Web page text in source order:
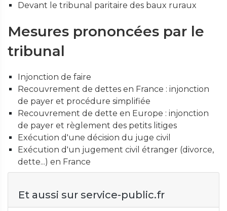
Devant le tribunal paritaire des baux ruraux
Mesures prononcées par le
tribunal
Injonction de faire
Recouvrement de dettes en France : injonction
de payer et procédure simplifiée
Recouvrement de dette en Europe : injonction
de payer et règlement des petits litiges
Exécution d'une décision du juge civil
Exécution d'un jugement civil étranger (divorce,
dette...) en France
Et aussi sur service-public.fr